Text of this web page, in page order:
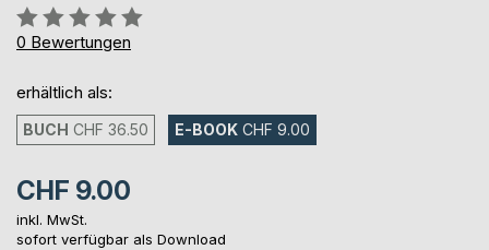
Bewertung::
0%
0 Bewertungen
erhältlich als:
BUCH CHF 36.50 E-BOOK CHF 9.00
CHF 9.00
inkl. MwSt.
sofort verfügbar als Download